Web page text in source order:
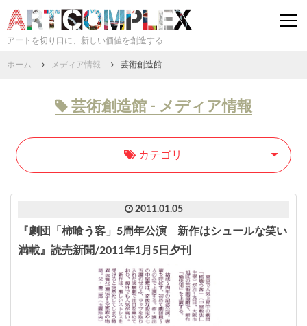
アートを切り口に、新しい価値を創造する
ホーム メディア情報 芸術創造館
芸術創造館 - メディア情報
カテゴリ
2011.01.05
『劇団「柿喰う客」5周年公演 新作はシュールな笑い
満載』読売新聞/2011年1月5日夕刊